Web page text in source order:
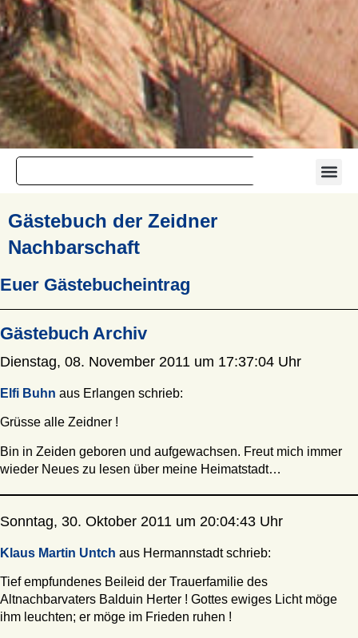
Gästebuch der Zeidner
Nachbarschaft
Euer Gästebucheintrag
Gästebuch Archiv
Dienstag, 08. November 2011 um 17:37:04 Uhr
Elfi Buhn aus Erlangen schrieb:
Grüsse alle Zeidner !
Bin in Zeiden geboren und aufgewachsen. Freut mich immer
wieder Neues zu lesen über meine Heimatstadt…
Sonntag, 30. Oktober 2011 um 20:04:43 Uhr
Klaus Martin Untch aus Hermannstadt schrieb:
Tief empfundenes Beileid der Trauerfamilie des
Altnachbarvaters Balduin Herter ! Gottes ewiges Licht möge
ihm leuchten; er möge im Frieden ruhen !